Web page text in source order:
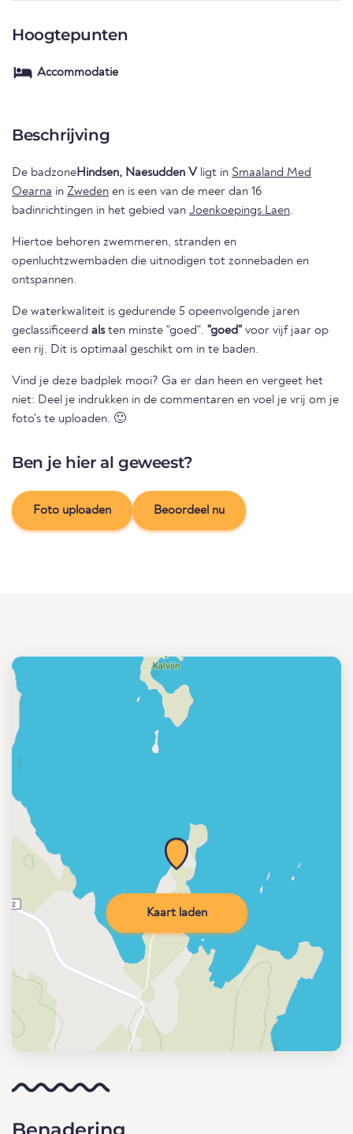
Hoogtepunten
Accommodatie
Beschrijving
De badzoneHindsen, Naesudden V ligt in Smaaland Med
Oearna in Zweden en is een van de meer dan 16
badinrichtingen in het gebied van Joenkoepings Laen.
Hiertoe behoren zwemmeren, stranden en
openluchtzwembaden die uitnodigen tot zonnebaden en
ontspannen.
De waterkwaliteit is gedurende 5 opeenvolgende jaren
geclassificeerd alsten minste "goed". "goed" voor vijf jaar op
een rij. Dit is optimaal geschikt om in te baden.
Vind je deze badplek mooi? Ga er dan heen en vergeet het
niet: Deel je indrukken in de commentaren en voel je vrij om je
foto's te uploaden. 🙂
Ben je hier al geweest?
Foto uploaden Beoordeel nu
Kaart laden